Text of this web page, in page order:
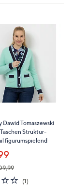
Dawid Tomaszewski
Struktur-
figurumspielend
3.0
von
(1)